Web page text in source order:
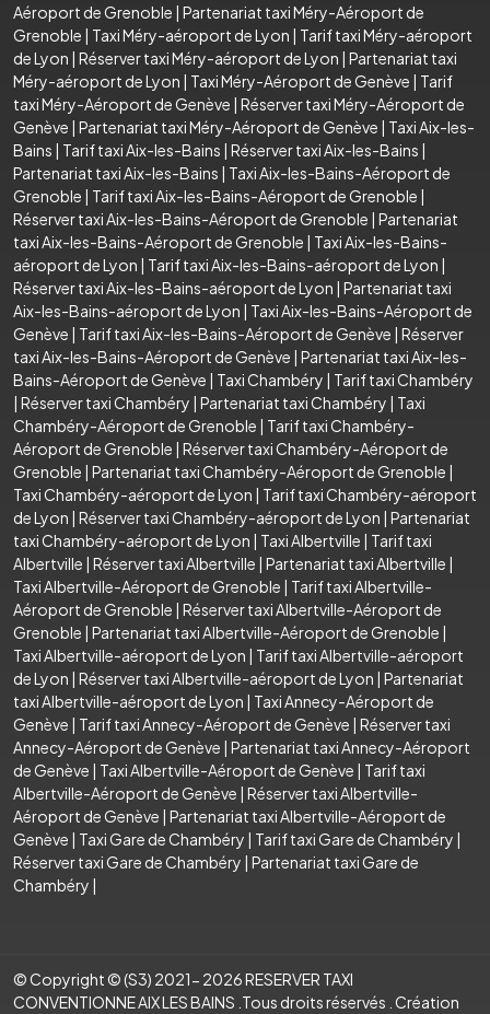
Aéroport de Grenoble | Partenariat taxi Méry-Aéroport de
Grenoble | Taxi Méry-aéroport de Lyon | Tarif taxi Méry-aéroport
de Lyon | Réserver taxi Méry-aéroport de Lyon | Partenariat taxi
Méry-aéroport de Lyon | Taxi Méry-Aéroport de Genève | Tarif
taxi Méry-Aéroport de Genève | Réserver taxi Méry-Aéroport de
Genève | Partenariat taxi Méry-Aéroport de Genève | Taxi Aix-les-
Bains | Tarif taxi Aix-les-Bains | Réserver taxi Aix-les-Bains |
Partenariat taxi Aix-les-Bains | Taxi Aix-les-Bains-Aéroport de
Grenoble | Tarif taxi Aix-les-Bains-Aéroport de Grenoble |
Réserver taxi Aix-les-Bains-Aéroport de Grenoble | Partenariat
taxi Aix-les-Bains-Aéroport de Grenoble | Taxi Aix-les-Bains-
aéroport de Lyon | Tarif taxi Aix-les-Bains-aéroport de Lyon |
Réserver taxi Aix-les-Bains-aéroport de Lyon | Partenariat taxi
Aix-les-Bains-aéroport de Lyon | Taxi Aix-les-Bains-Aéroport de
Genève | Tarif taxi Aix-les-Bains-Aéroport de Genève | Réserver
taxi Aix-les-Bains-Aéroport de Genève | Partenariat taxi Aix-les-
Bains-Aéroport de Genève | Taxi Chambéry | Tarif taxi Chambéry
| Réserver taxi Chambéry | Partenariat taxi Chambéry | Taxi
Chambéry-Aéroport de Grenoble | Tarif taxi Chambéry-
Aéroport de Grenoble | Réserver taxi Chambéry-Aéroport de
Grenoble | Partenariat taxi Chambéry-Aéroport de Grenoble |
Taxi Chambéry-aéroport de Lyon | Tarif taxi Chambéry-aéroport
de Lyon | Réserver taxi Chambéry-aéroport de Lyon | Partenariat
taxi Chambéry-aéroport de Lyon | Taxi Albertville | Tarif taxi
Albertville | Réserver taxi Albertville | Partenariat taxi Albertville |
Taxi Albertville-Aéroport de Grenoble | Tarif taxi Albertville-
Aéroport de Grenoble | Réserver taxi Albertville-Aéroport de
Grenoble | Partenariat taxi Albertville-Aéroport de Grenoble |
Taxi Albertville-aéroport de Lyon | Tarif taxi Albertville-aéroport
de Lyon | Réserver taxi Albertville-aéroport de Lyon | Partenariat
taxi Albertville-aéroport de Lyon | Taxi Annecy-Aéroport de
Genève | Tarif taxi Annecy-Aéroport de Genève | Réserver taxi
Annecy-Aéroport de Genève | Partenariat taxi Annecy-Aéroport
de Genève | Taxi Albertville-Aéroport de Genève | Tarif taxi
Albertville-Aéroport de Genève | Réserver taxi Albertville-
Aéroport de Genève | Partenariat taxi Albertville-Aéroport de
Genève | Taxi Gare de Chambéry | Tarif taxi Gare de Chambéry |
Réserver taxi Gare de Chambéry | Partenariat taxi Gare de
Chambéry |
© Copyright © (S3) 2021- 2026 RESERVER TAXI
CONVENTIONNE AIX LES BAINS .Tous droits réservés . Création